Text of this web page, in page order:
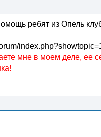
ребят из Опель
мне в моем деле, ее